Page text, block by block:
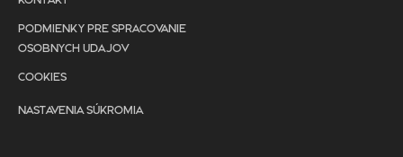
PODMIENKY PRE SPRACOVANIE
OSOBNYCH UDAJOV
COOKIES
NASTAVENIA SÚKROMIA